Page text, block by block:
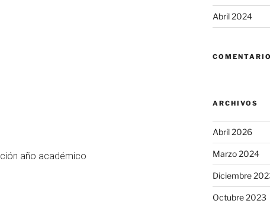
año académico
Abril 2024
ARCHIVOS
Abril 2026
Marzo 2024
Diciembre
Octubre 2023